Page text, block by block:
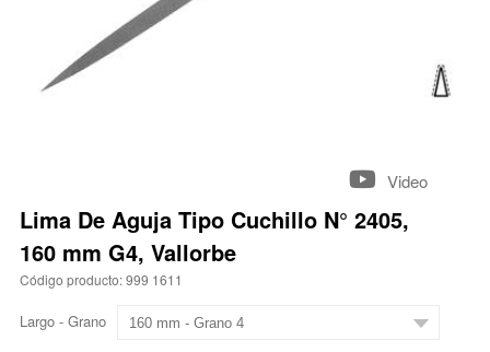
Video
Lima De Aguja Tipo Cuchillo N° 2405,
160 mm G4, Vallorbe
Código producto: 999 1611
Largo - Grano